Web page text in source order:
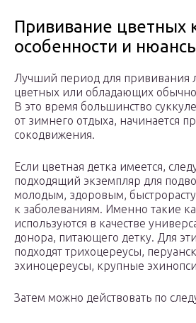
Прививание цветных
особенности и
Лучший период для прививания
цветных или обладающих
В это время большинство
от зимнего отдыха, начинается
сокодвижения.
Если цветная детка имеется,
подходящий экземпляр для
молодым, здоровым,
к заболеваниям. Именно такие
используются в качестве
донора, питающего детку. Для
подходят трихоцереусы,
эхиноцереусы, крупные
Затем можно действовать по